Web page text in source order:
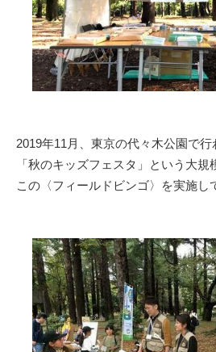
2019年11月、東京の代々木公園で行
「秋のキッズフェスタ」という大規
この〈フィールドビンゴ〉を実施し